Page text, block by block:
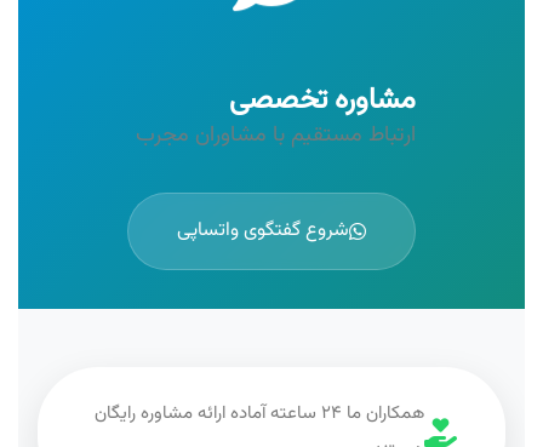
مشاوره تخصصی
ارتباط مستقیم با مشاوران مجرب
شروع گفتگوی واتساپی
همکاران ما ۲۴ ساعته آماده ارائه مشاوره رایگان